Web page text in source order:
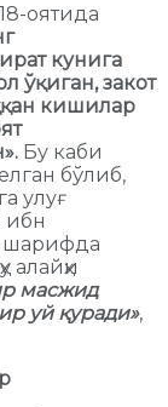
оятида
кунига
ўқиган, закот
кишилар
Бу каби
бўлиб,
улуғ
ибн
шарифда
алайҳи
масжид
уй қуради»,